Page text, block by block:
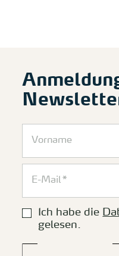
Ich habe die
gelesen.